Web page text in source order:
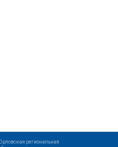
региональная